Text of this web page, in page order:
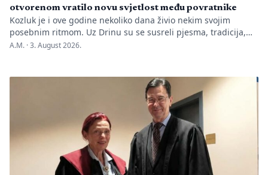
otvorenom vratilo novu svjetlost među povratnike
Kozluk je i ove godine nekoliko dana živio nekim svojim
posebnim ritmom. Uz Drinu su se susreli pjesma, tradicija,
gluma i ljudi, a „Susreti na Drini ’26“ još jednom su pokazali
se tih dana nije samo […]
A.M. ·3. August 2026.